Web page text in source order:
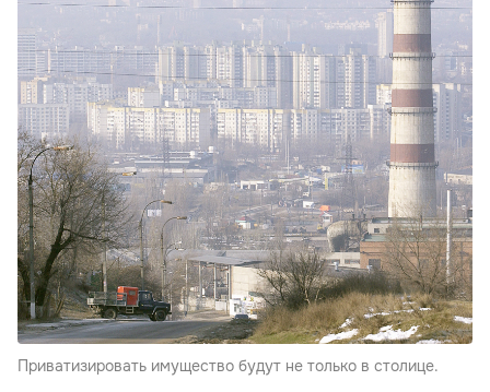
Приватизировать имущество будут не только в столице.